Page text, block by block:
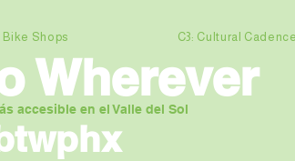
Wherever
accesible en el Valle del Sol
Bike Shops C3: Cultural